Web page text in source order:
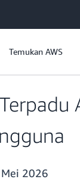
Temukan AWS
2026